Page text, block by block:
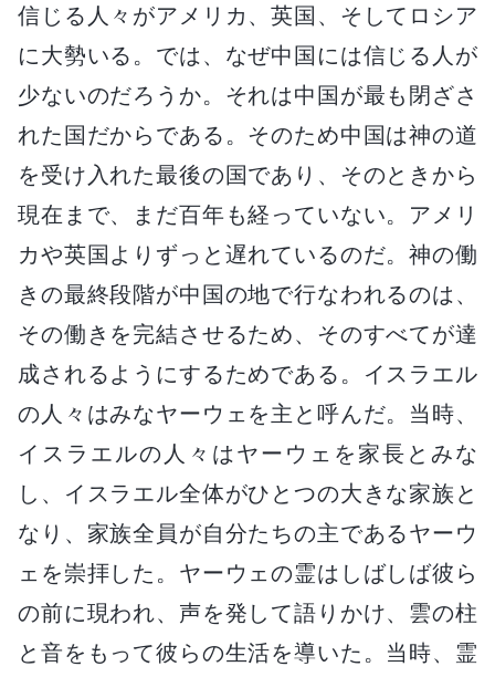
信じる人々がアメリカ、英国、そしてロシア
に大勢いる。では、なぜ中国には信じる人が
少ないのだろうか。それは中国が最も閉ざさ
れた国だからである。そのため中国は神の道
を受け入れた最後の国であり、そのときから
現在まで、まだ百年も経っていない。アメリ
カや英国よりずっと遅れているのだ。神の働
きの最終段階が中国の地で行なわれるのは、
その働きを完結させるため、そのすべてが達
成されるようにするためである。イスラエル
の人々はみなヤーウェを主と呼んだ。当時、
イスラエルの人々はヤーウェを家長とみな
し、イスラエル全体がひとつの大きな家族と
なり、家族全員が自分たちの主であるヤーウ
ェを崇拝した。ヤーウェの霊はしばしば彼ら
の前に現われ、声を発して語りかけ、雲の柱
と音をもって彼らの生活を導いた。当時、霊